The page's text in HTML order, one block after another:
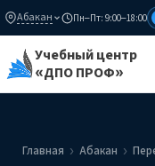
Абакан Пн–Пт: 9:00–18:00
Учебный центр
«ДПО ПРОФ»
Главная Абакан